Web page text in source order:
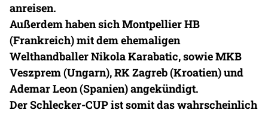
anreisen.
Außerdem haben sich Montpellier HB
(Frankreich) mit dem ehemaligen
Welthandballer Nikola Karabatic, sowie MKB
Veszprem (Ungarn), RK Zagreb (Kroatien) und
Ademar Leon (Spanien) angekündigt.
Der Schlecker-CUP ist somit das wahrscheinlich